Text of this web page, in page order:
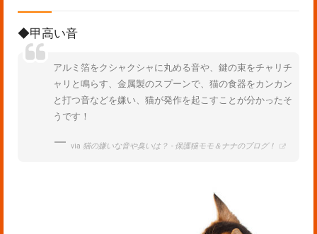
◆甲高い音
アルミ箔をクシャクシャに丸める音や、鍵の束をチャリチ
ャリと鳴らす、金属製のスプーンで、猫の食器をカンカン
と打つ音などを嫌い、猫が発作を起こすことが分かったそ
うです！
via 猫の嫌いな音や臭いは？ - 保護猫モモ＆ナナのブログ！